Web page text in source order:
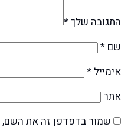
התגובה שלך *
שם *
אימייל *
אתר
שמור בדפדפן זה את השם,